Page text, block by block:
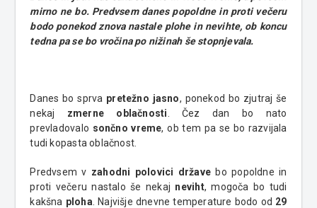
mirno ne bo. Predvsem danes popoldne in proti večeru
bodo ponekod znova nastale plohe in nevihte, ob koncu
tedna pa se bo vročina po nižinah še stopnjevala.
Danes bo sprva pretežno jasno, ponekod bo zjutraj še
nekaj zmerne oblačnosti . Čez dan bo nato
prevladovalo sončno vreme, ob tem pa se bo razvijala
tudi kopasta oblačnost.
Predvsem v zahodni polovici države bo popoldne in
proti večeru nastalo še nekaj neviht, mogoča bo tudi
kakšna ploha . Najvišje dnevne temperature bodo od 29